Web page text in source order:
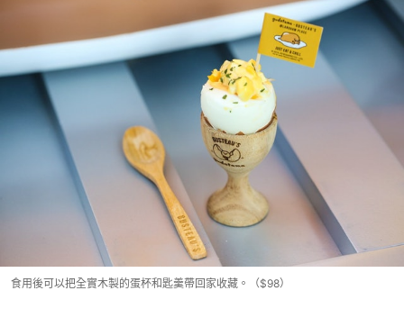
食用後可以把全實木製的蛋杯和匙羹帶回家收藏。（$98）